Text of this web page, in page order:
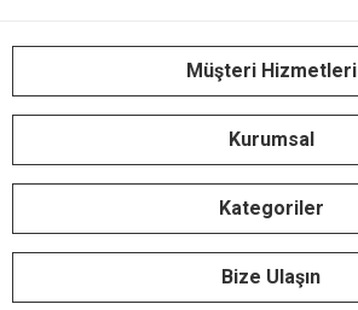
Müşteri Hizmetleri
Kurumsal
Kategoriler
Bize Ulaşın